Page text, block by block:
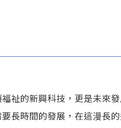
祉的新興科技，更是未來
長時間的發展，在這漫長